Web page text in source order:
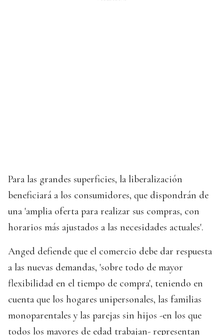
Para las grandes superficies, la liberalización
beneficiará a los consumidores, que dispondrán de
una 'amplia oferta para realizar sus compras, con
horarios más ajustados a las necesidades actuales'.
Anged defiende que el comercio debe dar respuesta
a las nuevas demandas, 'sobre todo de mayor
flexibilidad en el tiempo de compra', teniendo en
cuenta que los hogares unipersonales, las familias
monoparentales y las parejas sin hijos -en los que
todos los mayores de edad trabajan- representan